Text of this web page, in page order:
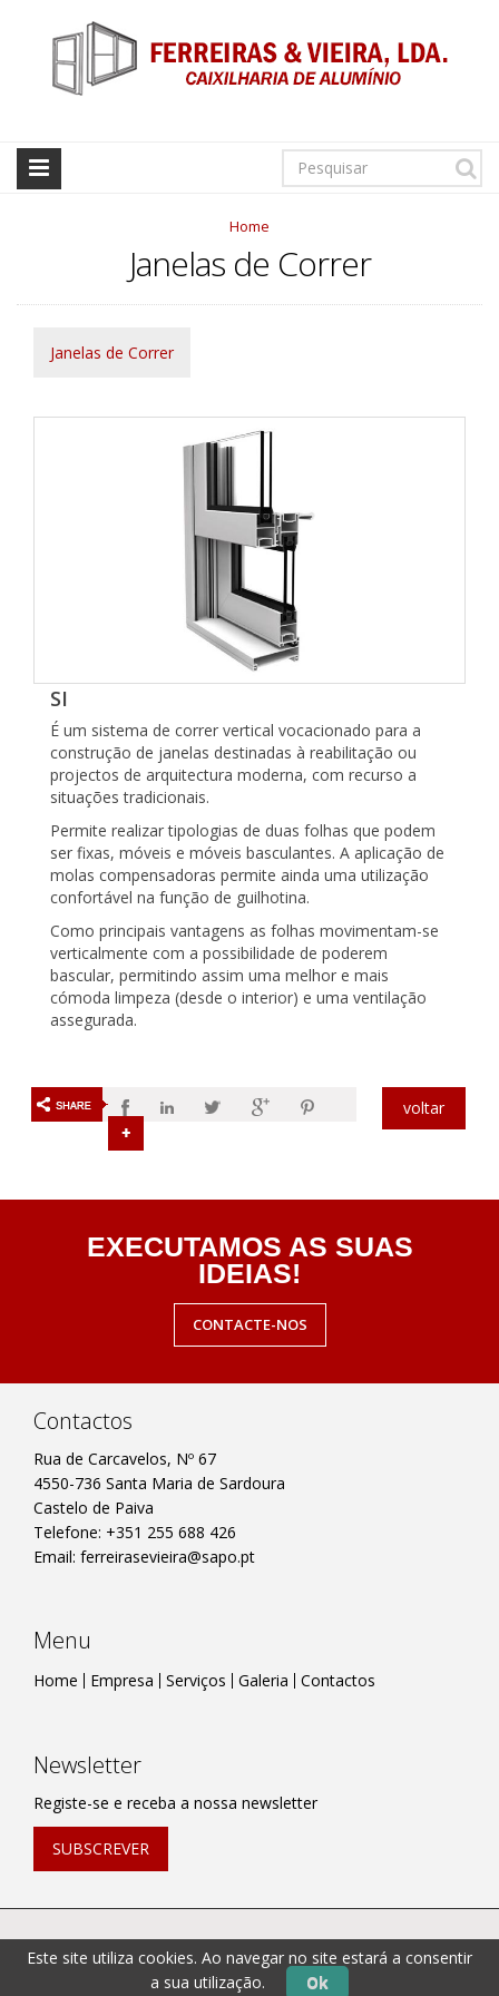
Este site utiliza cookies. Ao navegar no site estará a consentir
a sua utilização.
Ok
Home
Janelas de Correr
Janelas de Correr
SI
É um sistema de correr vertical vocacionado para a
construção de janelas destinadas à reabilitação ou
projectos de arquitectura moderna, com recurso a
situações tradicionais.
Permite realizar tipologias de duas folhas que podem
ser fixas, móveis e móveis basculantes. A aplicação de
molas compensadoras permite ainda uma utilização
confortável na função de guilhotina.
Como principais vantagens as folhas movimentam-se
verticalmente com a possibilidade de poderem
bascular, permitindo assim uma melhor e mais
cómoda limpeza (desde o interior) e uma ventilação
assegurada.
voltar
EXECUTAMOS AS SUAS
IDEIAS!
CONTACTE-NOS
Contactos
Rua de Carcavelos, Nº 67
4550-736 Santa Maria de Sardoura
Castelo de Paiva
Telefone: +351 255 688 426
Email: ferreirasevieira@sapo.pt
Menu
Home Empresa Serviços Galeria Contactos
Newsletter
Registe-se e receba a nossa newsletter
SUBSCREVER
reservados. | Powered by
Vectweb®